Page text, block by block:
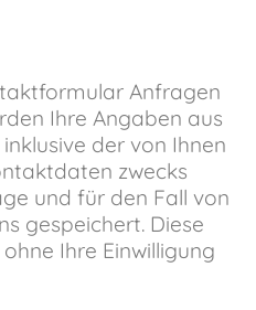
Anfragen
Ihre Angaben aus
der von Ihnen
zwecks
und für den Fall von
gespeichert. Diese
Ihre Einwilligung